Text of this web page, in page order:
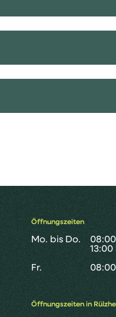
Öffnungszeiten
Mo. bis Do.
13:00
Fr.
Öffnungszeiten in